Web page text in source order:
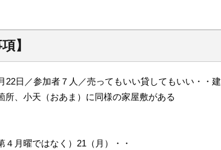
】
日／参加者７人／売ってもいい貸してもいい・・建
、小天（おあま）に同様の家屋敷がある
４月曜ではなく）21（月）・・